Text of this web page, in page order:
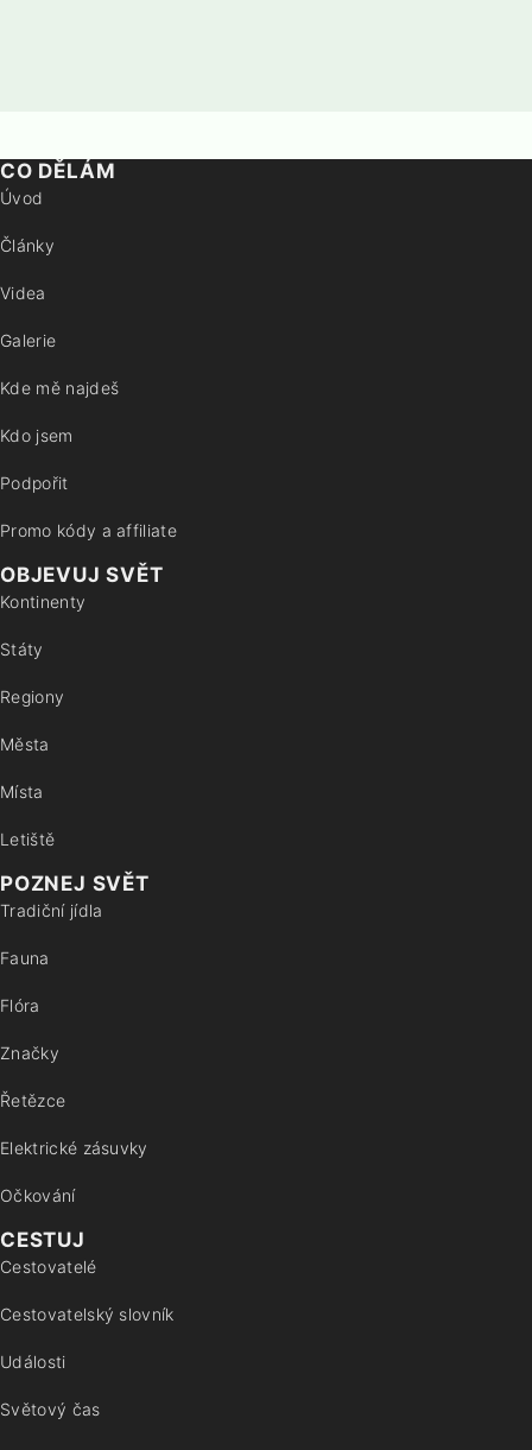
CO DĚLÁM
Úvod
Články
Videa
Galerie
Kde mě najdeš
Kdo jsem
Podpořit
Promo kódy a affiliate
OBJEVUJ SVĚT
Kontinenty
Státy
Regiony
Města
Místa
Letiště
POZNEJ SVĚT
Tradiční jídla
Fauna
Flóra
Značky
Řetězce
Elektrické zásuvky
Očkování
CESTUJ
Cestovatelé
Cestovatelský slovník
Události
Světový čas